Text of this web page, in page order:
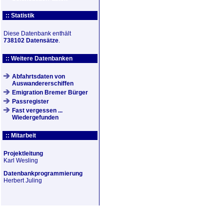
:: Statistik
Diese Datenbank enthält
738102 Datensätze.
:: Weitere Datenbanken
Abfahrtsdaten von
Auswandererschiffen
Emigration Bremer Bürger
Passregister
Fast vergessen ...
Wiedergefunden
:: Mitarbeit
Projektleitung
Karl Wesling
Datenbankprogrammierung
Herbert Juling